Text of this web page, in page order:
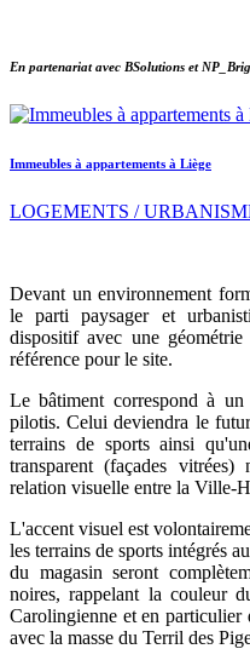
En partenariat avec BSolutions et
Immeubles à appartements à Liège
LOGEMENTS /
Devant un environnement
le parti paysager et
dispositif avec une
référence pour le site.
Le bâtiment correspond à
pilotis. Celui deviendra le
terrains de sports ainsi
transparent (façades
relation visuelle entre la Ville-
L'accent visuel est
les terrains de sports intégrés
du magasin seront
noires, rappelant la couleur
Carolingienne et en particulier
avec la masse du Terril des